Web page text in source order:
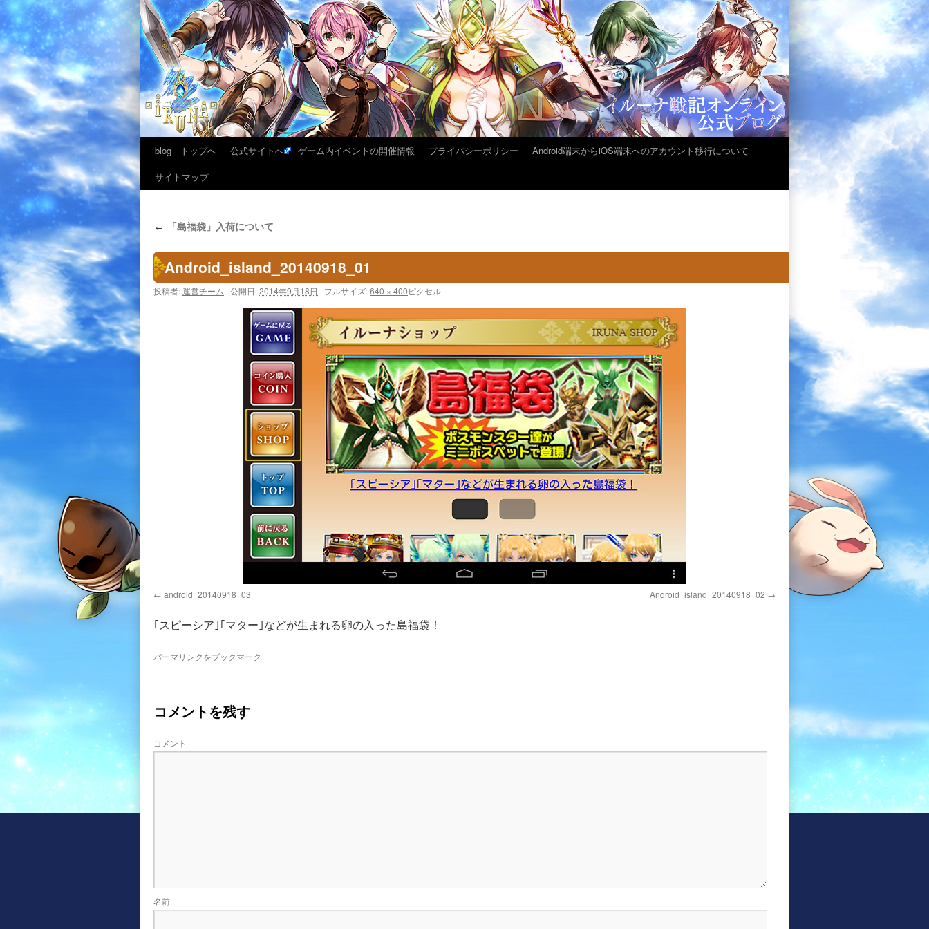
blog トップへ 公式サイトへ ゲーム内イベントの開催情報 プライバシーポリシー
Android端末からiOS端末へのアカウント移行について
サイトマップ
← 「島福袋」入荷について
Android_island_20140918_01
投稿者:運営チーム | 公開日:2014年9月18日 | フルサイズ:640 × 400ピクセル
android_20140918_03 Android_island_20140918_02
｢スピーシア｣｢マター｣などが生まれる卵の入った島福袋！
パーマリンクをブックマーク
コメントを残す
コメント
名前